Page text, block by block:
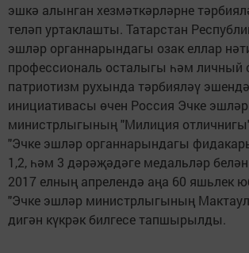
эшкә алынган хезмәткәрләрне
теләп уртаклашты. Татарстан
эшләр органнарындагы озак еллар
профессиональ осталыгы һәм личный
патриотизм рухында тәрбияләү
инициативасы өчен Россия Эчке эшләр
министрлыгының "Милиция отличнигы"
"Эчке эшләр органнарындагы
1,2, һәм 3 дәрәҗәдәге медальләр
2017 елның апрелендә аңа 60 яшьлек
"Эчке эшләр министрлыгының
дигән күкрәк билгесе тапшырылды.